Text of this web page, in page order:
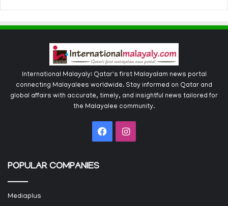
International Malayaly: Qatar's first Malayalam news portal
connecting Malayalees worldwide. Stay informed on Qatar and
global affairs with accurate, timely, and insightful news tailored for
the Malayalee community.
FacebookInstagram
POPULAR COMPANIES
Mediaplus